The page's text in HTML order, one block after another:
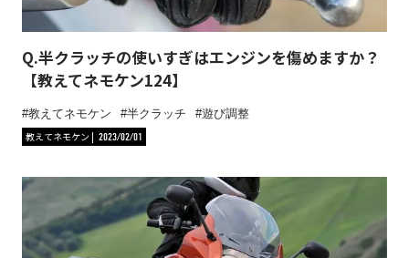
Q.半クラッチの使いすぎはエンジンを傷めますか？
【教えてネモケン124】
教えてネモケン 半クラッチ
遊び調整
教えてネモケン
2023/02/01